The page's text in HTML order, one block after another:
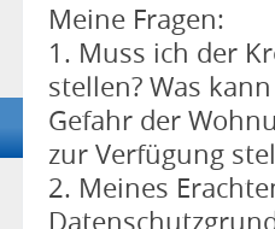
Meine Fragen:
1. Muss ich der
stellen? Was
Gefahr der
zur Verfügung
2. Meines
Datenschutz